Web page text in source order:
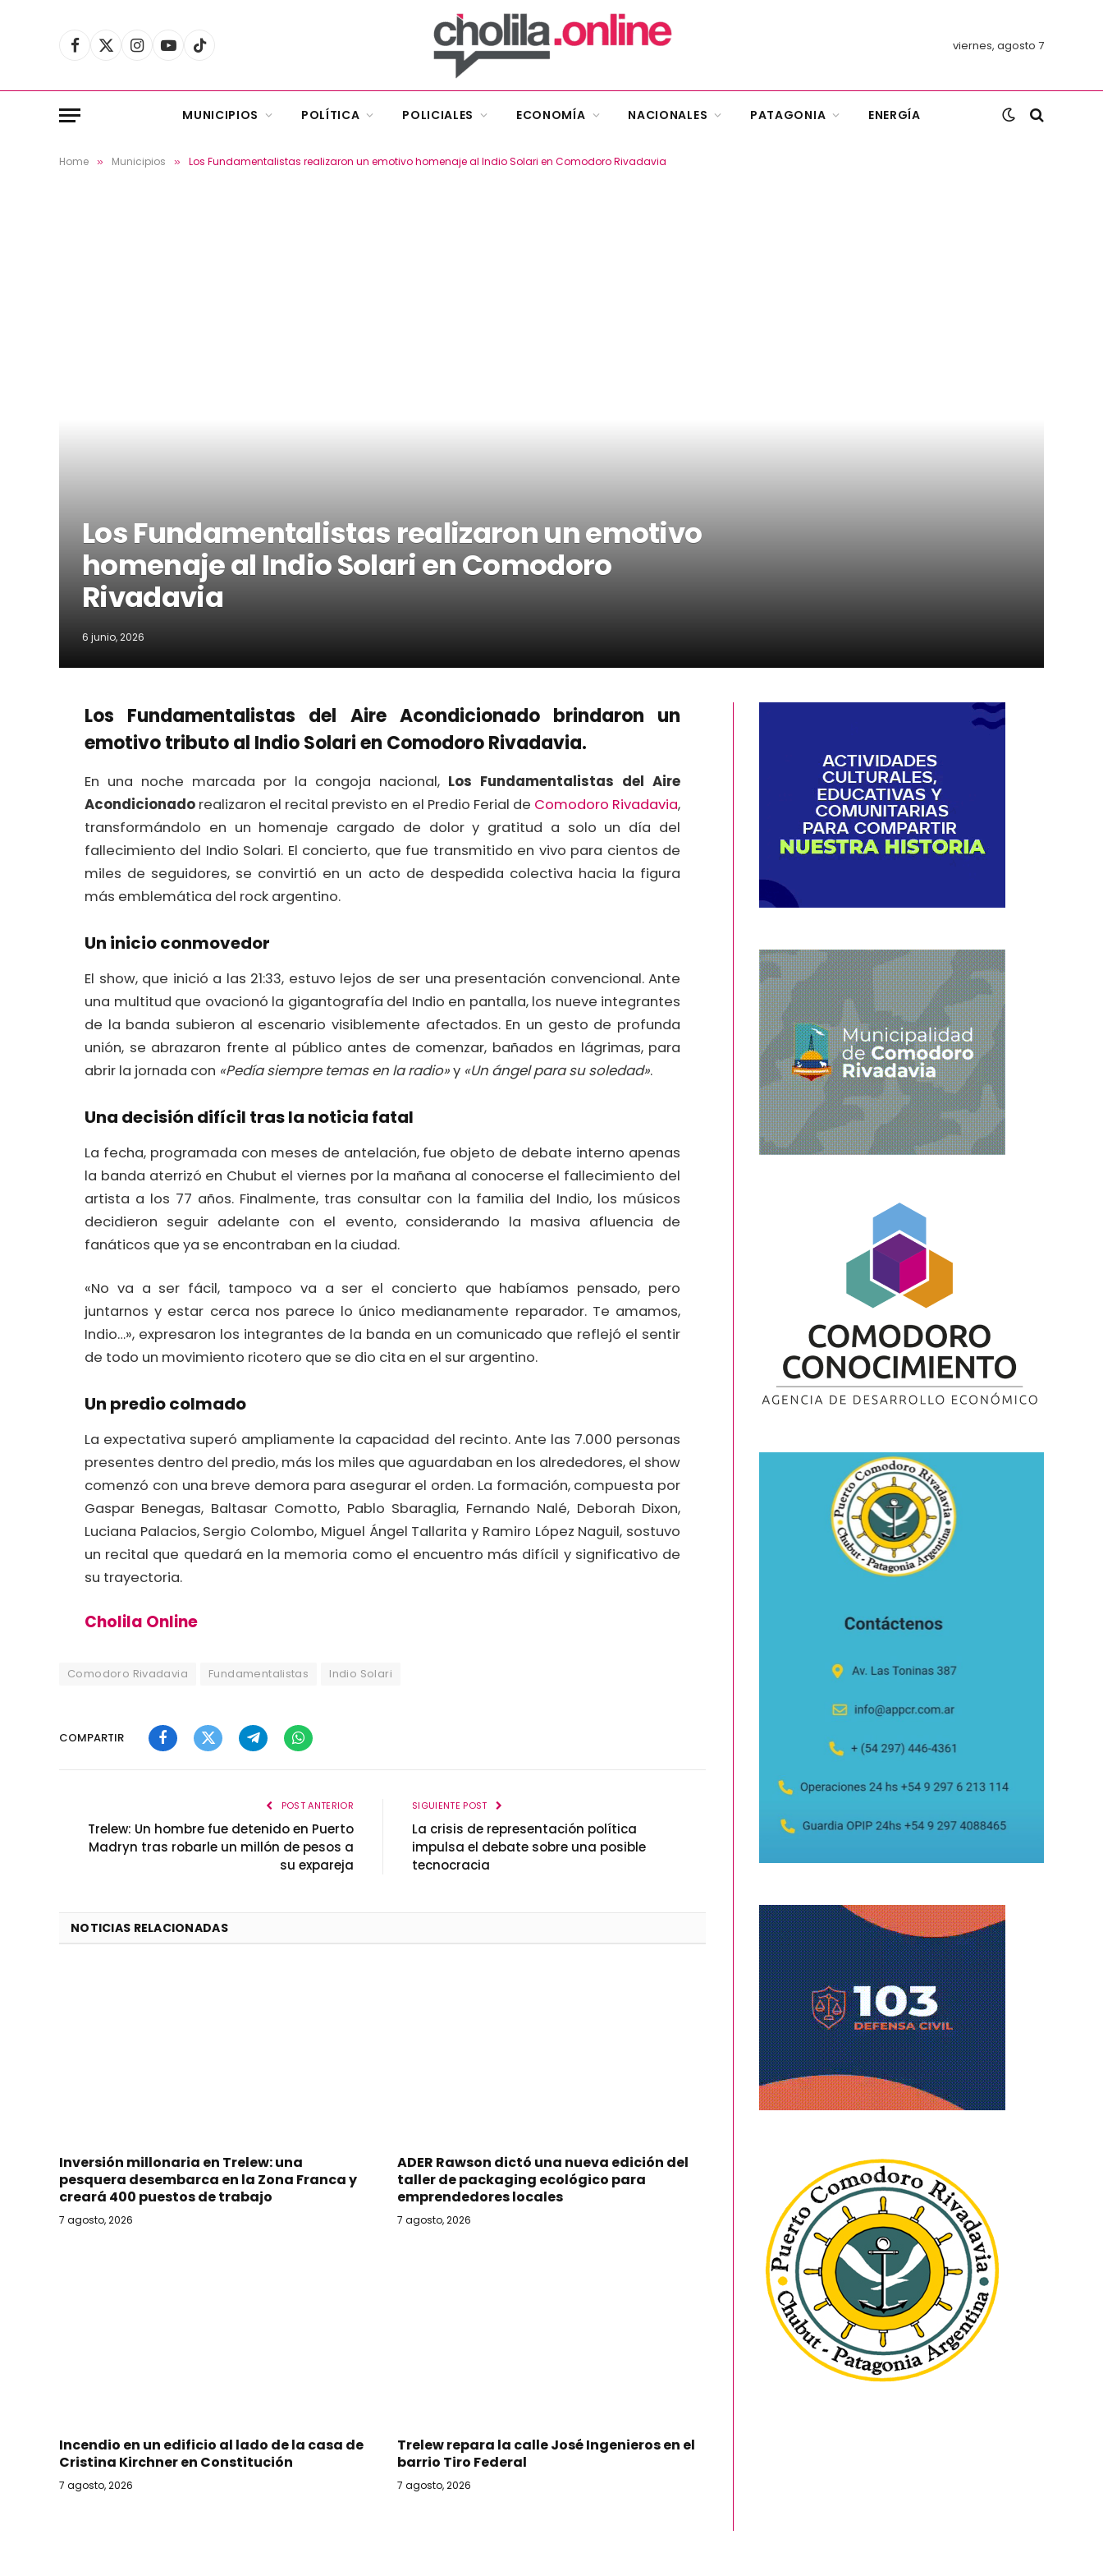
Facebook
X
Instagram
YouTubeTikTok viernes, agosto 7
MUNICIPIOS POLÍTICA POLICIALES ECONOMÍA NACIONALES PATAGONIA ENERGÍA
Home » Municipios » Los Fundamentalistas realizaron un emotivo homenaje al Indio Solari en Comodoro Rivadavia
Los Fundamentalistas realizaron un emotivo
homenaje al Indio Solari en Comodoro
Rivadavia
6 junio, 2026
Los Fundamentalistas del Aire Acondicionado brindaron un
emotivo tributo al Indio Solari en Comodoro Rivadavia.
En una noche marcada por la congoja nacional, Los Fundamentalistas del Aire
Acondicionado realizaron el recital previsto en el Predio Ferial de Comodoro Rivadavia,
transformándolo en un homenaje cargado de dolor y gratitud a solo un día del
fallecimiento del Indio Solari. El concierto, que fue transmitido en vivo para cientos de
miles de seguidores, se convirtió en un acto de despedida colectiva hacia la figura
más emblemática del rock argentino.
Un inicio conmovedor
El show, que inició a las 21:33, estuvo lejos de ser una presentación convencional. Ante
una multitud que ovacionó la gigantografía del Indio en pantalla, los nueve integrantes
de la banda subieron al escenario visiblemente afectados. En un gesto de profunda
unión, se abrazaron frente al público antes de comenzar, bañados en lágrimas, para
abrir la jornada con «Pedía siempre temas en la radio»y «Un ángel para su soledad».
Una decisión difícil tras la noticia fatal
La fecha, programada con meses de antelación, fue objeto de debate interno apenas
la banda aterrizó en Chubut el viernes por la mañana al conocerse el fallecimiento del
artista a los 77 años. Finalmente, tras consultar con la familia del Indio, los músicos
decidieron seguir adelante con el evento, considerando la masiva afluencia de
fanáticos que ya se encontraban en la ciudad.
«No va a ser fácil, tampoco va a ser el concierto que habíamos pensado, pero
juntarnos y estar cerca nos parece lo único medianamente reparador. Te amamos,
Indio…», expresaron los integrantes de la banda en un comunicado que reflejó el sentir
de todo un movimiento ricotero que se dio cita en el sur argentino.
Un predio colmado
La expectativa superó ampliamente la capacidad del recinto. Ante las 7.000 personas
presentes dentro del predio, más los miles que aguardaban en los alrededores, el show
comenzó con una breve demora para asegurar el orden. La formación, compuesta por
Gaspar Benegas, Baltasar Comotto, Pablo Sbaraglia, Fernando Nalé, Deborah Dixon,
Luciana Palacios, Sergio Colombo, Miguel Ángel Tallarita y Ramiro López Naguil, sostuvo
un recital que quedará en la memoria como el encuentro más difícil y significativo de
su trayectoria.
Cholila Online
Comodoro Rivadavia Fundamentalistas Indio Solari
COMPARTIR
FacebookTwitterTelegramWhatsApp
POST ANTERIOR
Trelew: Un hombre fue detenido en Puerto
Madryn tras robarle un millón de pesos a
su expareja
SIGUIENTE POST
La crisis de representación política
impulsa el debate sobre una posible
tecnocracia
NOTICIAS RELACIONADAS
Inversión millonaria en Trelew: una
pesquera desembarca en la Zona Franca y
creará 400 puestos de trabajo
7 agosto, 2026
ADER Rawson dictó una nueva edición del
taller de packaging ecológico para
emprendedores locales
7 agosto, 2026
Incendio en un edificio al lado de la casa de
Cristina Kirchner en Constitución
7 agosto, 2026
Trelew repara la calle José Ingenieros en el
barrio Tiro Federal
7 agosto, 2026